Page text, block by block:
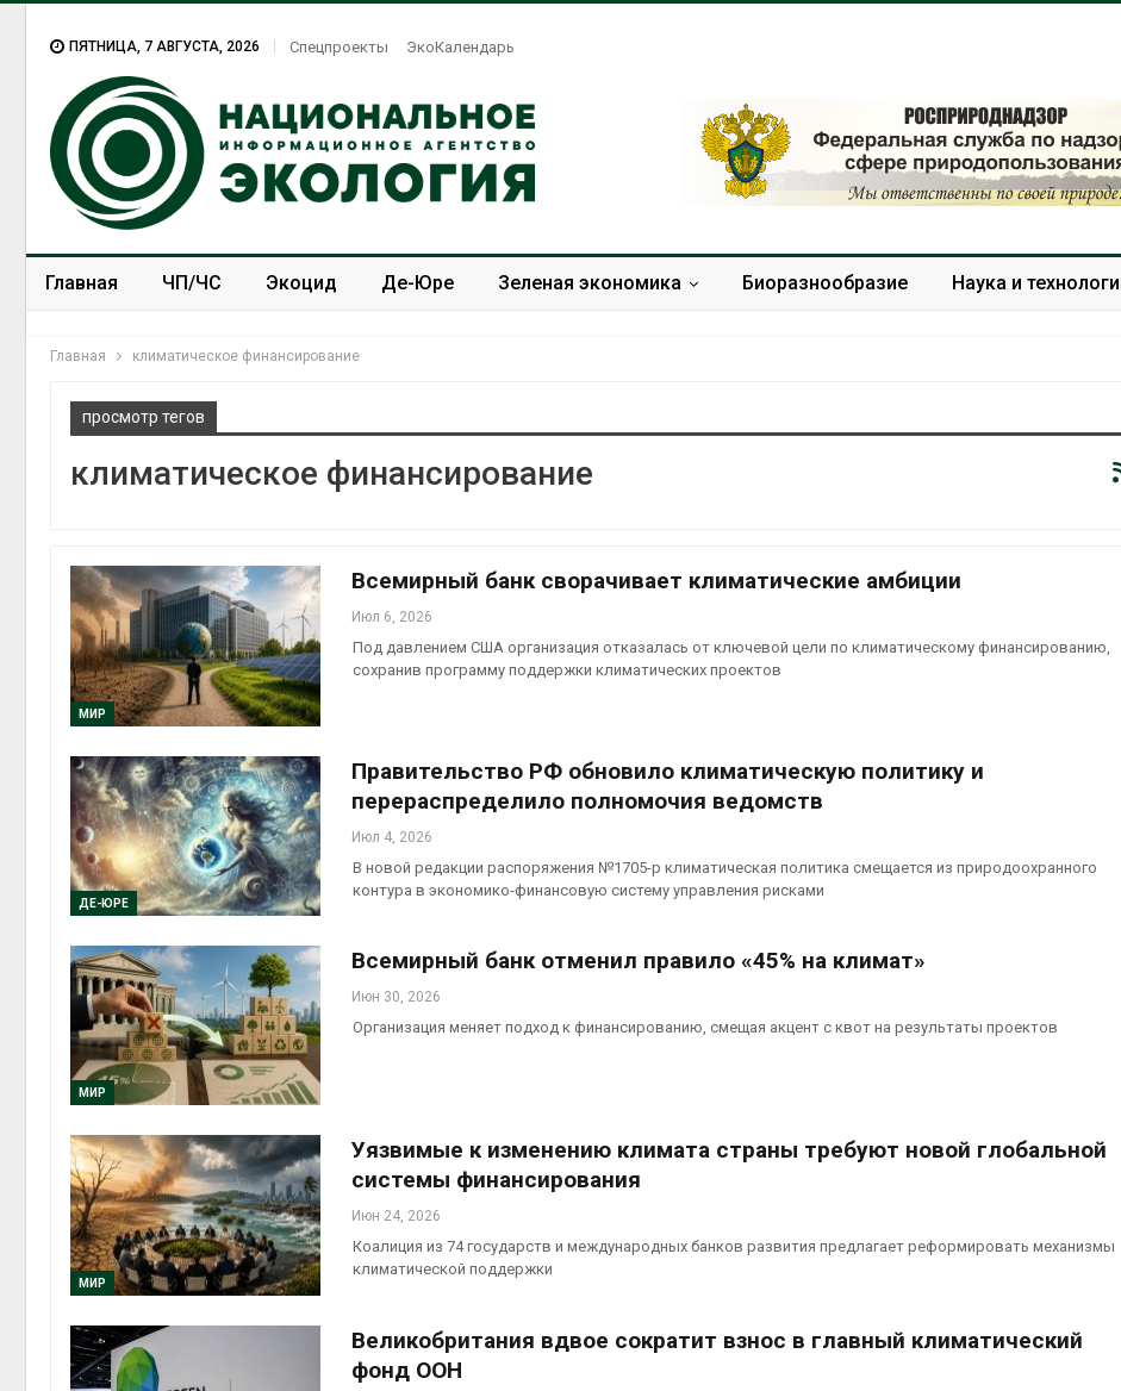
ПЯТНИЦА, 7 АВГУСТА, 2026 Спецпроекты ЭкоКалендарь
Главная ЧП/ЧС Экоцид Де-Юре Зеленая экономика Биоразнообразие Наука и
Главная климатическое финансирование
просмотр тегов
климатическое финансирование
МИР
Всемирный банк сворачивает климатические амбиции
Июл 6, 2026
Под давлением США организация отказалась от ключевой цели по климатическому финансированию,
сохранив программу поддержки климатических проектов
ДЕ-ЮРЕ
Правительство РФ обновило климатическую политику и
перераспределило полномочия ведомств
Июл 4, 2026
В новой редакции распоряжения №1705-р климатическая политика смещается из природоохранного
контура в экономико-финансовую систему управления рисками
МИР
Всемирный банк отменил правило «45% на климат»
Июн 30, 2026
Организация меняет подход к финансированию, смещая акцент с квот на результаты проектов
МИР
Уязвимые к изменению климата страны требуют новой глобальной
системы финансирования
Июн 24, 2026
Коалиция из 74 государств и международных банков развития предлагает реформировать механизмы
климатической поддержки
Великобритания вдвое сократит взнос в главный климатический
фонд ООН
Авг 6, 2026
меняет ареалы бабочек
по всему миру
стоимость установки
солнечных панелей для
бизнеса
Москвариум отметит 11-
летие трёхдневным
проверяют по статье о
использовать
израильской тюрьмы
Панамский канал
ограничивает
эвакуировали более
экообменники для
Учёные предложили
Авг 6, 2026
для контроля
Европа теряет всё